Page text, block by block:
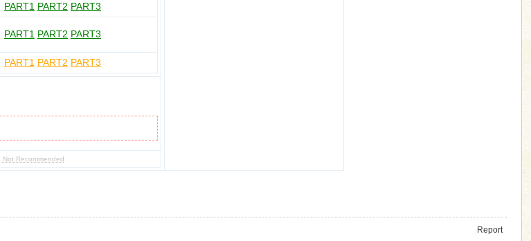
PART1 PART2 PART3
PART1 PART2 PART3
PART1 PART2 PART3
Not Recommended
Report